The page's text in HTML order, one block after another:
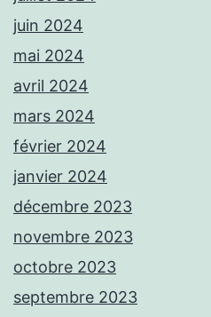
juin 2024
mai 2024
avril 2024
mars 2024
février 2024
janvier 2024
décembre 2023
novembre 2023
octobre 2023
septembre 2023